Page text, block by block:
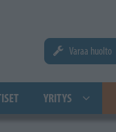
Varaa huolto
YRITYS